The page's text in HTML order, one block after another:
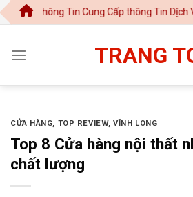
Chuyển
đến
dung
Tin Cung Cấp thông Tin Dịch Vụ Uy Tín
TRANG
CỬA HÀNG, TOP REVIEW,VĨNH LONG
Top 8 Cửa hàng nội thất
chất lượng